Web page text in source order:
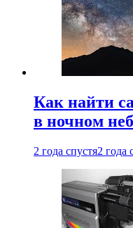
Как найти
в ночном
2 года спустя2 года